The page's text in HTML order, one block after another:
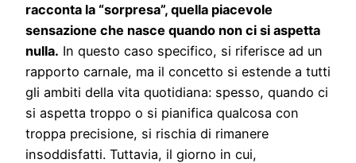
racconta la “sorpresa”, quella piacevole
sensazione che nasce quando non ci si aspetta
nulla. In questo caso specifico, si riferisce ad un
rapporto carnale, ma il concetto si estende a tutti
gli ambiti della vita quotidiana: spesso, quando ci
si aspetta troppo o si pianifica qualcosa con
troppa precisione, si rischia di rimanere
insoddisfatti. Tuttavia, il giorno in cui,